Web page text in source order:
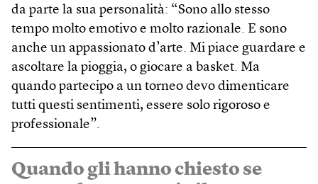
da parte la sua personalità: “Sono allo stesso
tempo molto emotivo e molto razionale. E sono
anche un appassionato d’arte. Mi piace guardare e
ascoltare la pioggia, o giocare a basket. Ma
quando partecipo a un torneo devo dimenticare
tutti questi sentimenti, essere solo rigoroso e
professionale”.
Quando gli hanno chiesto se